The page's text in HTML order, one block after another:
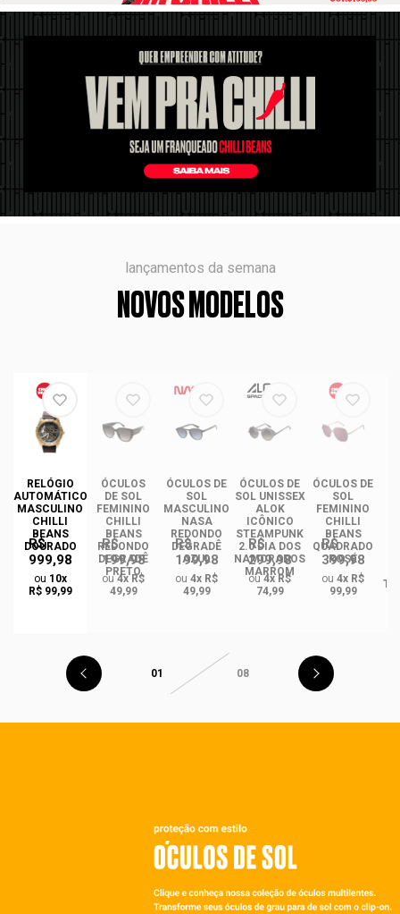
lançamentos da semana
NOVOS MODELOS
RELÓGIO
AUTOMÁTICO
MASCULINO
CHILLI
BEANS
DOURADO
R$
999,98
ou 10x
R$ 99,99
ÓCULOS
DE SOL
FEMININO
CHILLI
BEANS
REDONDO
DEGRADÊ
PRETO
R$
199,98
ou4x R$
49,99
ÓCULOS DE
SOL
MASCULINO
NASA
REDONDO
DEGRADÊ
AZUL
R$
199,98
ou 4x R$
49,99
ÓCULOS DE
SOL UNISSEX
ALOK
ICÔNICO
STEAMPUNK
2.0 DIA DOS
NAMORADOS
MARROM
R$
299,98
ou4x R$
74,99
ÓCULOS DE
SOL
FEMININO
CHILLI
BEANS
QUADRADO
ROSÉ
R$
399,98
ou 4x R$
99,99
01 08